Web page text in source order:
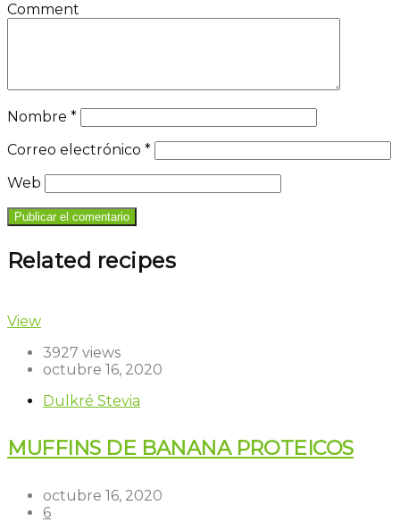
Comment
Nombre *
Correo electrónico *
Web
Related recipes
View
3927 views
octubre 16, 2020
Dulkré Stevia
MUFFINS DE BANANA PROTEICOS
octubre 16, 2020
6